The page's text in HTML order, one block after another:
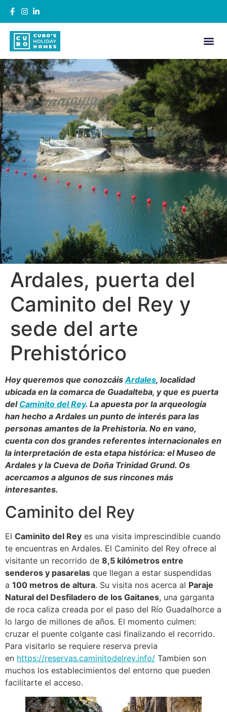
Ardales, puerta del
Caminito del Rey y
sede del arte
Prehistórico
Hoy queremos que conozcáisArdales, localidad
ubicada en la comarca de Guadalteba, y que es puerta
del Caminito del Rey. La apuesta por la arqueología
han hecho a Ardales un punto de interés para las
personas amantes de la Prehistoria. No en vano,
cuenta con dos grandes referentes internacionales en
la interpretación de esta etapa histórica: el Museo de
Ardales y la Cueva de Doña Trinidad Grund. Os
acercamos a algunos de sus rincones más
interesantes.
Caminito del Rey
El Caminito del Rey es una visita imprescindible cuando
te encuentras en Ardales. El Caminito del Rey ofrece al
visitante un recorrido de 8,5 kilómetros entre
senderos y pasarelas que llegan a estar suspendidas
a 100 metros de altura. Su visita nos acerca al Paraje
Natural del Desfiladero de los Gaitanes, una garganta
de roca caliza creada por el paso del Río Guadalhorce a
lo largo de millones de años. El momento culmen:
cruzar el puente colgante casi finalizando el recorrido.
Para visitarlo se requiere reserva previa
en https://reservas.caminitodelrey.info/ Tambien son
muchos los establecimientos del entorno que pueden
facilitarte el acceso.